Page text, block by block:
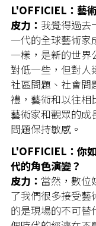
L'OFFICIEL：藝
皮力： 我覺得過去
一代的全球藝術家
一樣，是新的世界
對低一些，但對人
社區問題、社會
禮，藝術和以往相
藝術家和觀眾的
問題保持敏感。
L'OFFICIEL：你
代的角色演變？
皮力： 當然，數位
了我們很多接受藝
的是現場的不可